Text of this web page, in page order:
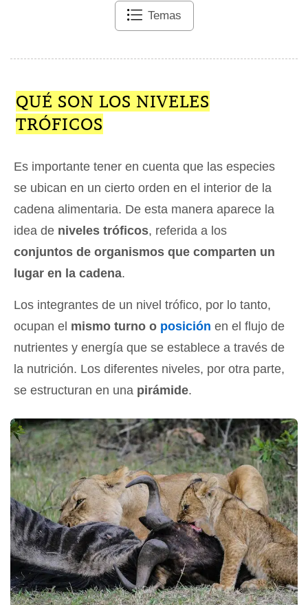
Temas
QUÉ SON LOS NIVELES
TRÓFICOS
Es importante tener en cuenta que las especies
se ubican en un cierto orden en el interior de la
cadena alimentaria. De esta manera aparece la
idea de niveles tróficos, referida a los
conjuntos de organismos que comparten un
lugar en la cadena.
Los integrantes de un nivel trófico, por lo tanto,
ocupan el mismo turno o posición en el flujo de
nutrientes y energía que se establece a través de
la nutrición. Los diferentes niveles, por otra parte,
se estructuran en una pirámide.